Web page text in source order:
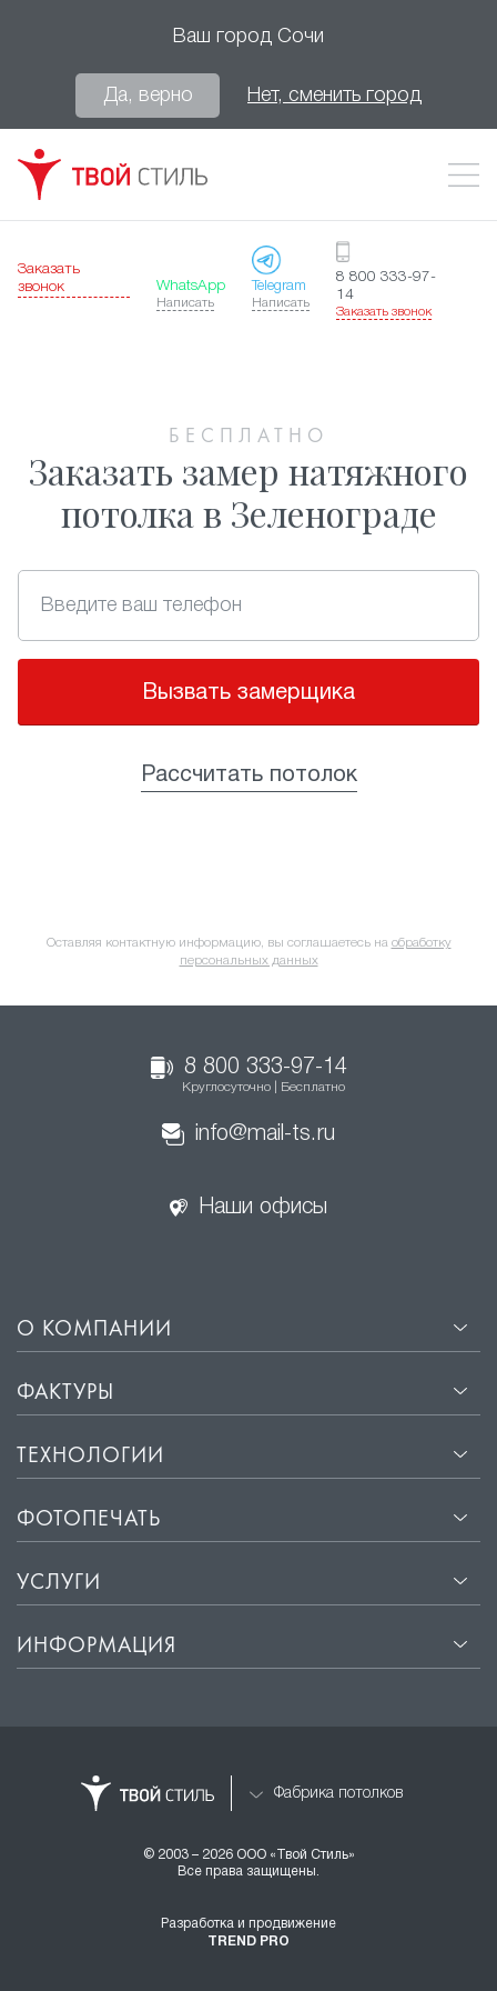
Ваш город Сочи
Да, верно Нет, сменить город
Заказать
звонок
WhatsApp
Написать
Telegram
Написать
8 800 333-97-
14
Заказать звонок
БЕСПЛАТНО
Заказать замер натяжного
потолка в Зеленограде
Вызвать замерщика
Рассчитать потолок
Оставляя контактную информацию, вы соглашаетесь на обработку
персональных данных
8 800 333-97-14
Круглосуточно | Бесплатно
info@mail-ts.ru
Наши офисы
О КОМПАНИИ
ФАКТУРЫ
ТЕХНОЛОГИИ
ФОТОПЕЧАТЬ
УСЛУГИ
ИНФОРМАЦИЯ
Фабрика потолков
© 2003 – 2026 ООО «Твой Стиль»
Все права защищены.
Разработка и продвижение
TREND PRO